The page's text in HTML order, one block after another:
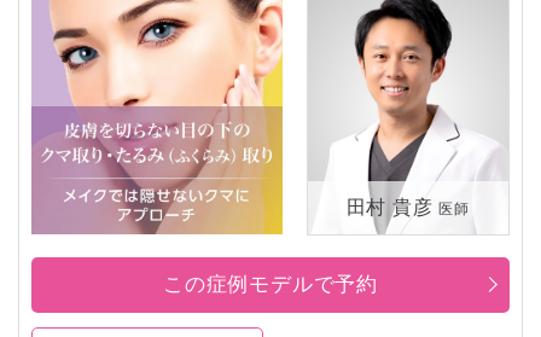
田村 貴彦 医師
この症例モデルで予約